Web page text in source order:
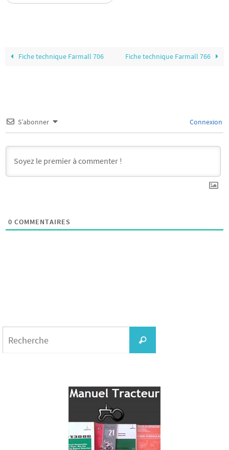
Fiche technique Farmall 706 Fiche technique Farmall 766
S’abonner Connexion
0 COMMENTAIRES
Recherche